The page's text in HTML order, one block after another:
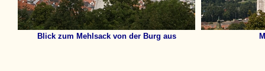
Blick zum Mehlsack von der Burg aus